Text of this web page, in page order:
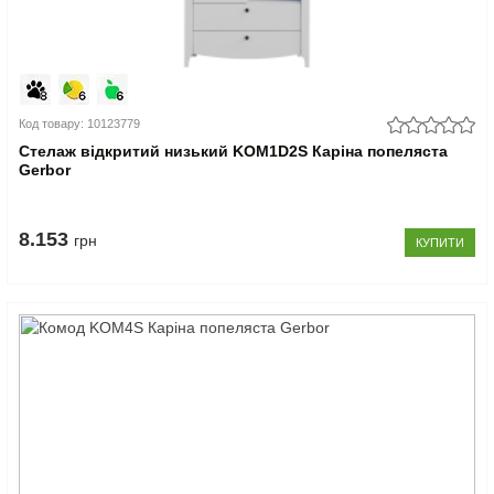
Код товару: 10123779
Стелаж відкритий низький KOM1D2S Каріна попеляста
Gerbor
8.153 грн КУПИТИ